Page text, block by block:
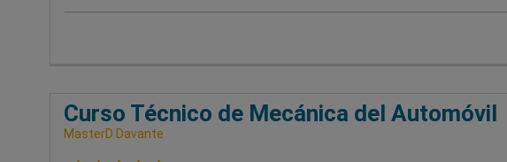
Curso Técnico de Mecánica del Automóvil
MasterD Davante